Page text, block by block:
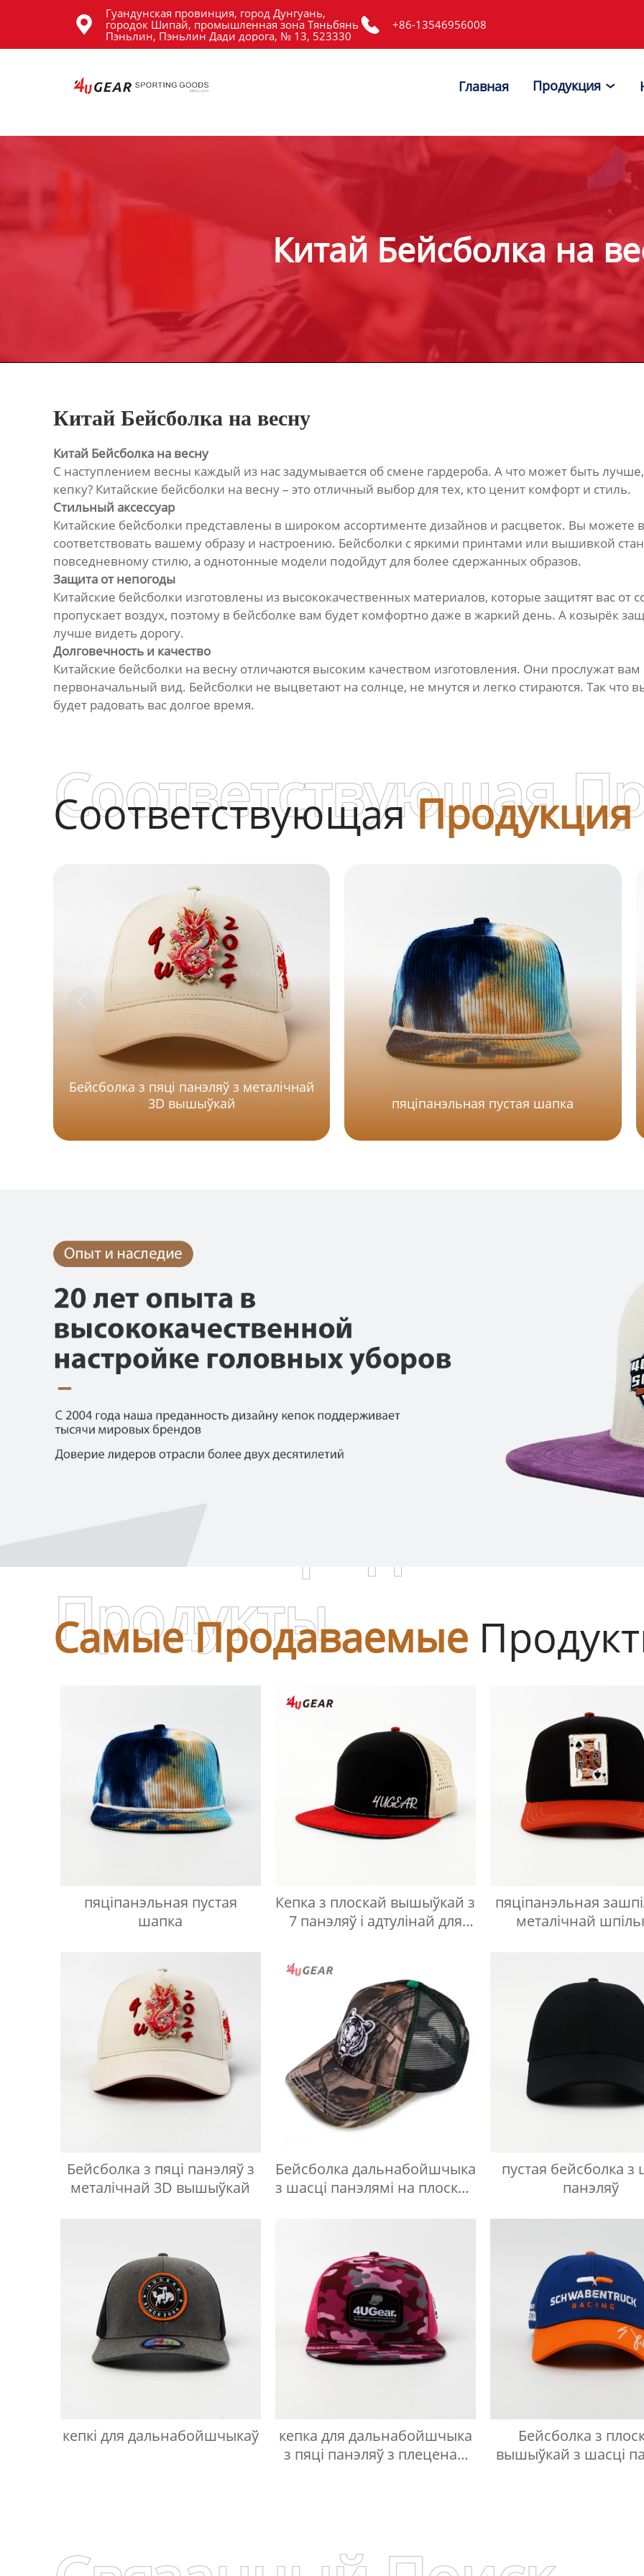

Гуандунская провинция, город Дунгуань,
городок Шипай, промышленная зона Тяньбянь
Пэньлин, Пэньлин Дади дорога, № 13, 523330
 +86-13546956008
Главная Продукция 
Китай Бейсболка на
Китай Бейсболка на весну
Китай Бейсболка на весну
С наступлением весны каждый из нас задумывается об смене гардероба. А что может быть
кепку? Китайские бейсболки на весну – это отличный выбор для тех, кто ценит комфорт и стиль.
Стильный аксессуар
Китайские бейсболки представлены в широком ассортименте дизайнов и расцветок. Вы можете
соответствовать вашему образу и настроению. Бейсболки с яркими принтами или вышивкой
повседневному стилю, а однотонные модели подойдут для более сдержанных образов.
Защита от непогоды
Китайские бейсболки изготовлены из высококачественных материалов, которые защитят вас от
пропускает воздух, поэтому в бейсболке вам будет комфортно даже в жаркий день. А козырёк
лучше видеть дорогу.
Долговечность и качество
Китайские бейсболки на весну отличаются высоким качеством изготовления. Они прослужат
первоначальный вид. Бейсболки не выцветают на солнце, не мнутся и легко стираются. Так что
будет радовать вас долгое время.
СоответствующаяПродукция
Соответствующая
Бейсболка з пяці панэляў з металічнай
3D вышыўкай
пяціпанэльная пустая шапка
Самые Продаваемые
Продукты
пяціпанэльная пустая
шапка
Кепка з плоскай вышыўкай з
7 панэляў і адтулінай для
пяціпанэльная
металічнай
Бейсболка з пяці панэляў з
металічнай 3D вышыўкай
Бейсболка дальнабойшчыка
з шасці панэлямі на плоскай
пустая бейсболка з
панэляў
кепкі для дальнабойшчыкаў
кепка для дальнабойшчыка
з пяці панэляў з плеценай
Бейсболка з
вышыўкай з шасці